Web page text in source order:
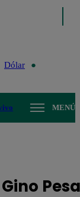
Dólar
MENÚ